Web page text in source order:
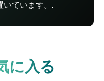
いています。.
に入る